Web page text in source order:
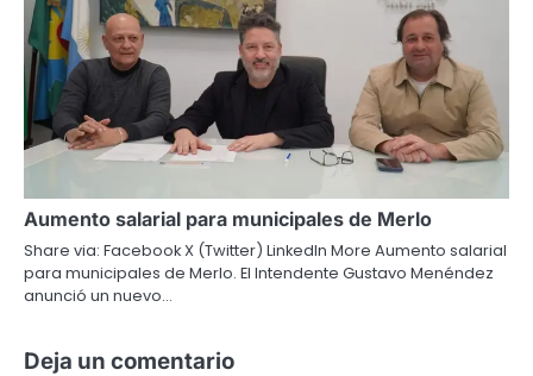
Aumento salarial para municipales de Merlo
Share via: Facebook X (Twitter) LinkedIn More Aumento salarial
para municipales de Merlo. El Intendente Gustavo Menéndez
anunció un nuevo…
Deja un comentario